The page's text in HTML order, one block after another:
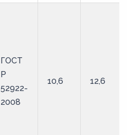
ГОСТ
Р
52922-
2008
10,6 12,6